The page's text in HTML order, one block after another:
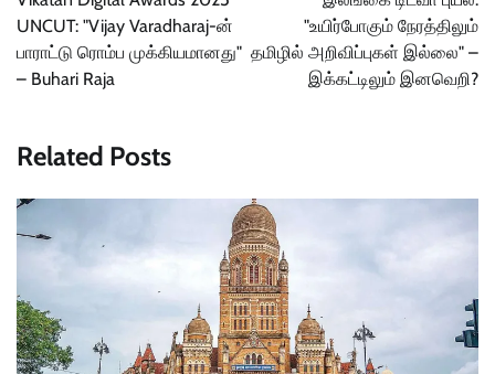
UNCUT: "Vijay Varadharaj-ன்
பாராட்டு ரொம்ப முக்கியமானது"
– Buhari Raja
"உயிர்போகும் நேரத்திலும்
தமிழில் அறிவிப்புகள் இல்லை" –
இக்கட்டிலும் இனவெறி?
Related Posts